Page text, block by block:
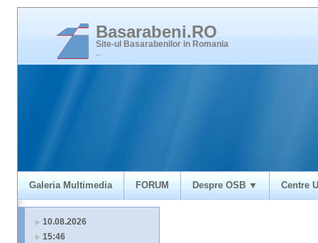
Basarabeni.RO
Site-ul Basarabenilor in Romania
Galeria Multimedia FORUM Despre OSB ▼ Centre
10.08.2026
15:46